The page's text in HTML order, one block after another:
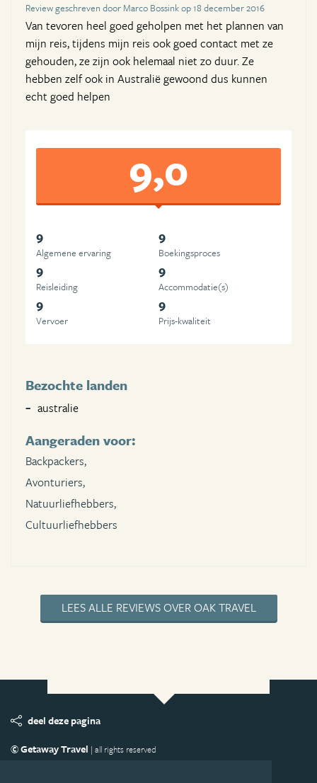
Review geschreven door Marco Bossink op 18 december 2016
Van tevoren heel goed geholpen met het plannen van
mijn reis, tijdens mijn reis ook goed contact met ze
gehouden, ze zijn ook helemaal niet zo duur. Ze
hebben zelf ook in Australië gewoond dus kunnen
echt goed helpen
9,0
9
Algemene ervaring
9
Boekingsproces
9
Reisleiding
9
Accommodatie(s)
9
Vervoer
9
Prijs-kwaliteit
Bezochte landen
australie
Aangeraden voor:
Backpackers,
Avonturiers,
Natuurliefhebbers,
Cultuurliefhebbers
LEES ALLE REVIEWS OVER OAK TRAVEL
deel deze pagina
© Getaway Travel | all rights reserved